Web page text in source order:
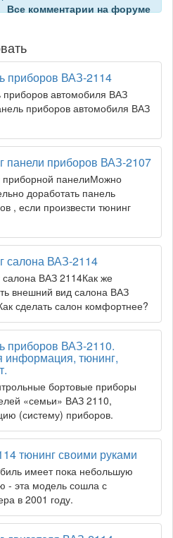
Все комментарии на форуме
приборов ВАЗ-2114
приборов автомобиля ВАЗ
приборов автомобиля ВАЗ
панели приборов ВАЗ-2107
приборной панелиМожно
доработать панель
, если произвести тюнинг
салона ВАЗ-2114
ВАЗ 2114Как же
внешний вид салона ВАЗ
сделать салон комфортнее?
приборов ВАЗ-2110.
тюнинг,
бортовые приборы
«семьи» ВАЗ 2110,
(систему) приборов.
тюнинг своими руками
имеет пока небольшую
- эта модель сошла с
в 2001 году.